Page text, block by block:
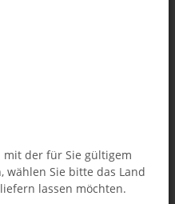
- Pack of 1
der für Sie gültigem
wählen Sie bitte das Land
lassen möchten.